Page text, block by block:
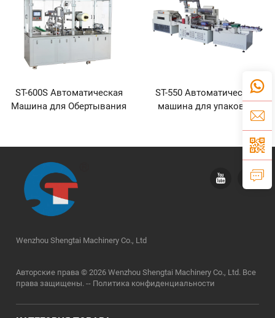
Связаться С Нами
ST-600S Автоматическая
Машина для Обертывания
ST-550 Автоматическая
машина для упаковки
коробок с бумажными
платками и усадки пленки
Wenzhou Shengtai Machinery Co., Ltd
Авторские права © 2026 Wenzhou Shengtai Machinery Co., Ltd. Все
права защищены. -- Политика конфиденциальности